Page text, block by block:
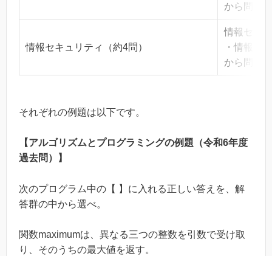
から問題
情報セキュリティ（約4問）
情報セキ
・情報セ
から問題
それぞれの例題は以下です。
【アルゴリズムとプログラミングの例題（令和6年度
過去問）】
次のプログラム中の【 】に入れる正しい答えを、解
答群の中から選べ。
関数maximumは、異なる三つの整数を引数で受け取
り、そのうちの最大値を返す。